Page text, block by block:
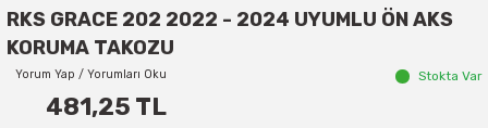
RKS GRACE 202 2022 - 2024 UYUMLU ÖN AKS
KORUMA TAKOZU
Yorum Yap / Yorumları Oku Stokta Var
481,25 TL